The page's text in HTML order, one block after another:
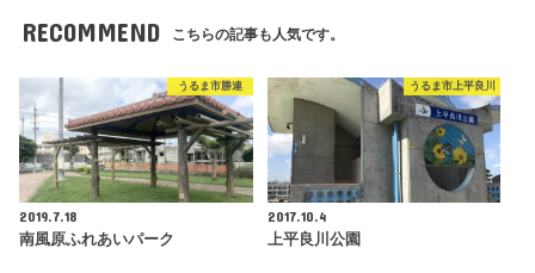
RECOMMEND こちらの記事も人気です。
うるま市勝連
2019.7.18
南風原ふれあいパーク
うるま市上平良川
2017.10.4
上平良川公園